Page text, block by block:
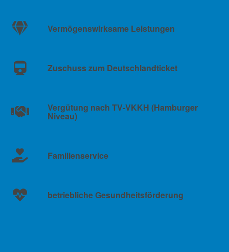
Vermögenswirksame Leistungen
Zuschuss zum Deutschlandticket
Vergütung nach TV-VKKH (Hamburger
Niveau)
Familienservice
betriebliche Gesundheitsförderung